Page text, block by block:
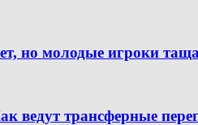
но молодые игроки
ведут трансферные